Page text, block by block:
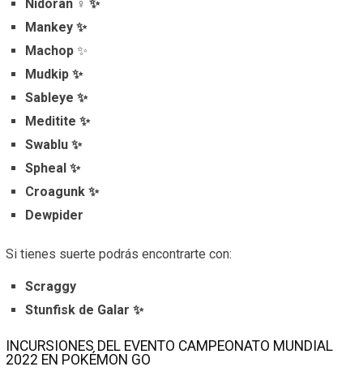
Nidoran ♀ ✨
Mankey ✨
Machop ✨
Mudkip ✨
Sableye ✨
Meditite ✨
Swablu ✨
Spheal ✨
Croagunk ✨
Dewpider
Si tienes suerte podrás encontrarte con:
Scraggy
Stunfisk de Galar ✨
INCURSIONES DEL EVENTO CAMPEONATO MUNDIAL
2022 EN POKÉMON GO